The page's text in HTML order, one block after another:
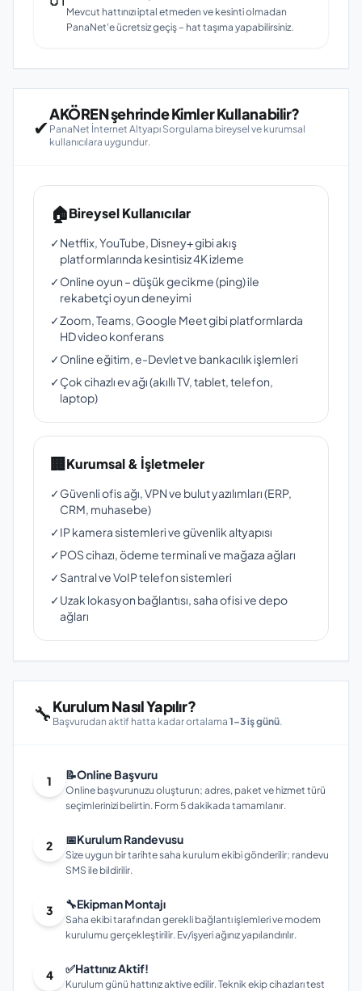
Mevcut hattınızı iptal etmeden ve kesinti olmadan
PanaNet'e ücretsiz geçiş – hat taşıma yapabilirsiniz.
✔
AKÖREN şehrinde Kimler Kullanabilir?
PanaNet İnternet Altyapı Sorgulama bireysel ve kurumsal
kullanıcılara uygundur.
🏠Bireysel Kullanıcılar
✓Netflix, YouTube, Disney+ gibi akış
platformlarında kesintisiz 4K izleme
✓Online oyun – düşük gecikme (ping) ile
rekabetçi oyun deneyimi
✓Zoom, Teams, Google Meet gibi platformlarda
HD video konferans
✓Online eğitim, e-Devlet ve bankacılık işlemleri
✓Çok cihazlı ev ağı (akıllı TV, tablet, telefon,
laptop)
🏢Kurumsal & İşletmeler
✓Güvenli ofis ağı, VPN ve bulut yazılımları (ERP,
CRM, muhasebe)
✓IP kamera sistemleri ve güvenlik altyapısı
✓POS cihazı, ödeme terminali ve mağaza ağları
✓Santral ve VoIP telefon sistemleri
✓Uzak lokasyon bağlantısı, saha ofisi ve depo
ağları
🔧Kurulum Nasıl Yapılır?
Başvurudan aktif hatta kadar ortalama 1–3 iş günü.
1 📝Online Başvuru
Online başvurunuzu oluşturun; adres, paket ve hizmet türü
seçimlerinizi belirtin. Form 5 dakikada tamamlanır.
2 📅Kurulum Randevusu
Size uygun bir tarihte saha kurulum ekibi gönderilir; randevu
SMS ile bildirilir.
3 🔧Ekipman Montajı
Saha ekibi tarafından gerekli bağlantı işlemleri ve modem
kurulumu gerçekleştirilir. Ev/işyeri ağınız yapılandırılır.
4 ✅Hattınız Aktif!
Kurulum günü hattınız aktive edilir. Teknik ekip cihazları test